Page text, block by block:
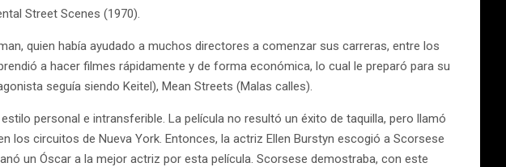
Street Scenes (1970).
quien había ayudado a muchos directores a comenzar sus carreras, entre los
a hacer filmes rápidamente y de forma económica, lo cual le preparó para su
seguía siendo Keitel), Mean Streets (Malas calles).
personal e intransferible. La película no resultó un éxito de taquilla, pero llamó
circuitos de Nueva York. Entonces, la actriz Ellen Burstyn escogió a Scorsese
un Óscar a la mejor actriz por esta película. Scorsese demostraba, con este